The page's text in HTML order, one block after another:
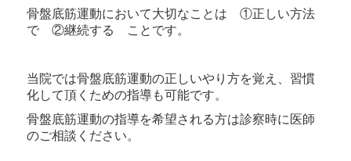
骨盤底筋運動において大切なことは ①正しい方法
で ②継続する ことです。
当院では骨盤底筋運動の正しいやり方を覚え、習慣
化して頂くための指導も可能です。
骨盤底筋運動の指導を希望される方は診察時に医師
のご相談ください。